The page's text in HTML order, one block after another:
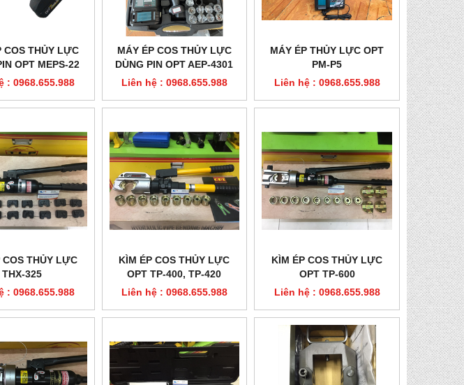
COS THỦY LỰC
OPT MEPS-22
: 0968.655.988
MÁY ÉP COS THỦY LỰC
DÙNG PIN OPT AEP-4301
Liên hệ : 0968.655.988
MÁY ÉP THỦY LỰC OPT
PM-P5
Liên hệ : 0968.655.988
COS THỦY LỰC
THX-325
: 0968.655.988
KÌM ÉP COS THỦY LỰC
OPT TP-400, TP-420
Liên hệ : 0968.655.988
KÌM ÉP COS THỦY LỰC
OPT TP-600
Liên hệ : 0968.655.988